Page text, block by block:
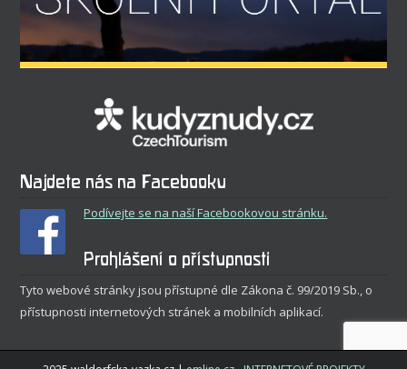
Najdete nás na Facebooku
Podívejte se na naší Facebookovou stránku.
Prohlášení o přístupnosti
Tyto webové stránky jsou přístupné dle Zákona č. 99/2019 Sb., o
přístupnosti internetových stránek a mobilních aplikací.